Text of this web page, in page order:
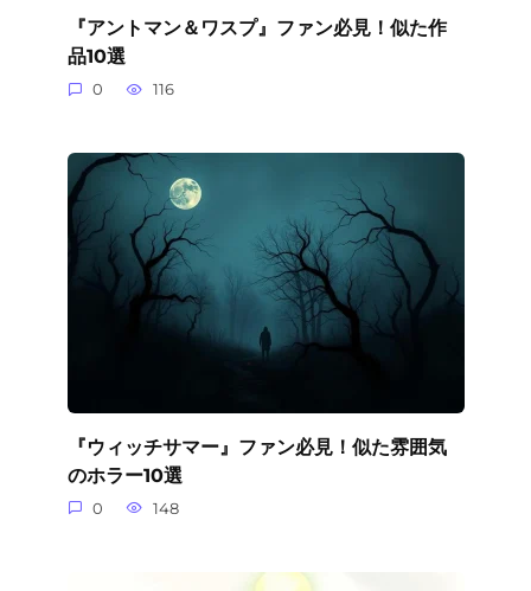
『アントマン＆ワスプ』ファン必見！似た作
品10選
0 116
『ウィッチサマー』ファン必見！似た雰囲気
のホラー10選
0 148